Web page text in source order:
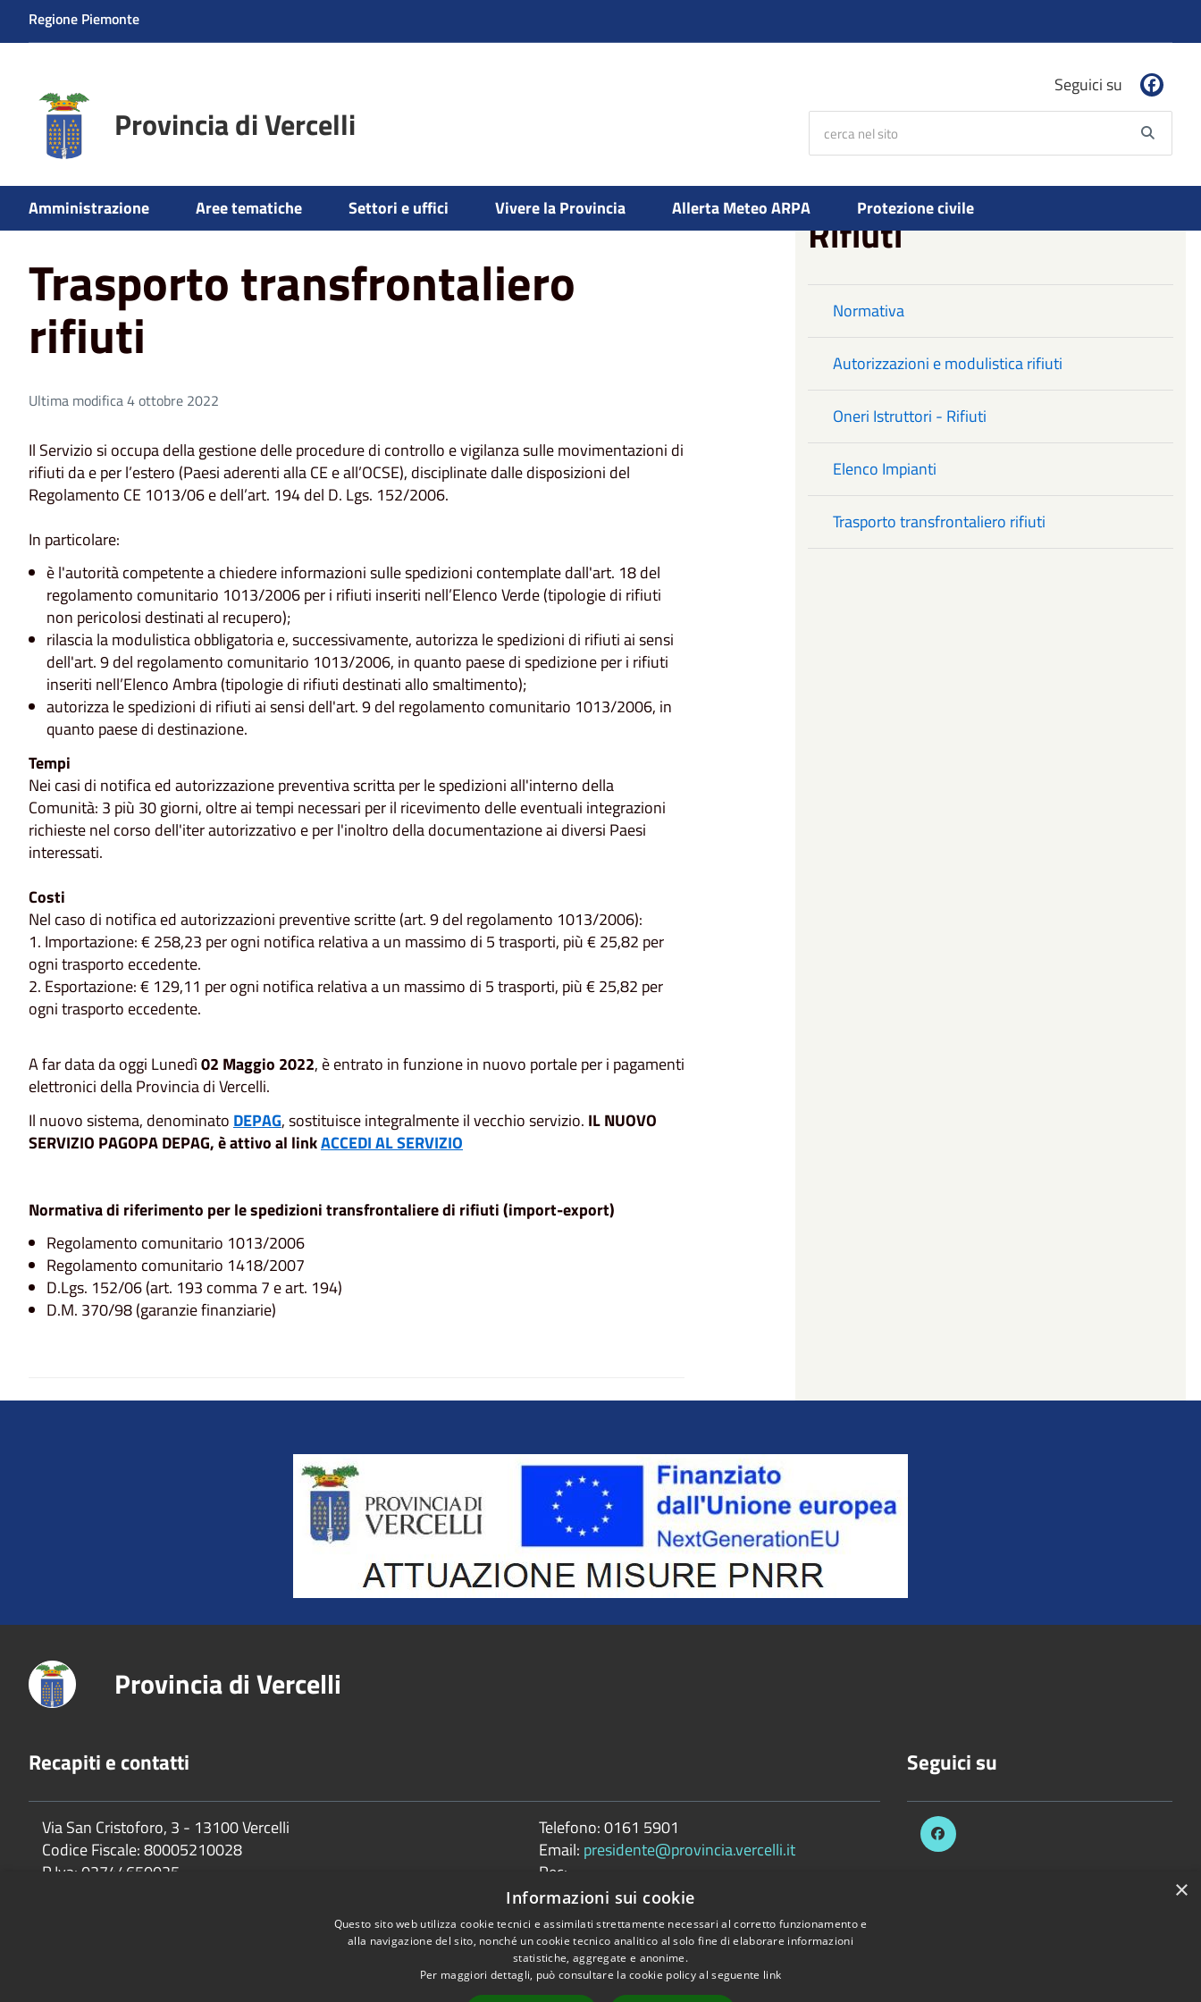
Regione Piemonte
Provincia di Vercelli
Seguici su
Amministrazione Aree tematiche Settori e uffici Vivere la Provincia Allerta Meteo ARPA Protezione civile
Home Aree tematiche Ambiente Rifiuti Trasporto transfrontaliero rifiuti
Trasporto transfrontaliero
rifiuti
Ultima modifica 4 ottobre 2022
Il Servizio si occupa della gestione delle procedure di controllo e vigilanza sulle movimentazioni di
rifiuti da e per l’estero (Paesi aderenti alla CE e all’OCSE), disciplinate dalle disposizioni del
Regolamento CE 1013/06 e dell’art. 194 del D. Lgs. 152/2006.
In particolare:
è l'autorità competente a chiedere informazioni sulle spedizioni contemplate dall'art. 18 del
regolamento comunitario 1013/2006 per i rifiuti inseriti nell’Elenco Verde (tipologie di rifiuti
non pericolosi destinati al recupero);
rilascia la modulistica obbligatoria e, successivamente, autorizza le spedizioni di rifiuti ai sensi
dell'art. 9 del regolamento comunitario 1013/2006, in quanto paese di spedizione per i rifiuti
inseriti nell’Elenco Ambra (tipologie di rifiuti destinati allo smaltimento);
autorizza le spedizioni di rifiuti ai sensi dell'art. 9 del regolamento comunitario 1013/2006, in
quanto paese di destinazione.
Tempi
Nei casi di notifica ed autorizzazione preventiva scritta per le spedizioni all'interno della
Comunità: 3 più 30 giorni, oltre ai tempi necessari per il ricevimento delle eventuali integrazioni
richieste nel corso dell'iter autorizzativo e per l'inoltro della documentazione ai diversi Paesi
interessati.
Costi
Nel caso di notifica ed autorizzazioni preventive scritte (art. 9 del regolamento 1013/2006):
1. Importazione: € 258,23 per ogni notifica relativa a un massimo di 5 trasporti, più € 25,82 per
ogni trasporto eccedente.
2. Esportazione: € 129,11 per ogni notifica relativa a un massimo di 5 trasporti, più € 25,82 per
ogni trasporto eccedente.
A far data da oggi Lunedì02 Maggio 2022, è entrato in funzione in nuovo portale per i pagamenti
elettronici della Provincia di Vercelli.
Il nuovo sistema, denominato DEPAG, sostituisce integralmente il vecchio servizio. IL NUOVO
SERVIZIO PAGOPA DEPAG, è attivo al linkACCEDI AL SERVIZIO
Normativa di riferimento per le spedizioni transfrontaliere di rifiuti (import-export)
Regolamento comunitario 1013/2006
Regolamento comunitario 1418/2007
D.Lgs. 152/06 (art. 193 comma 7 e art. 194)
D.M. 370/98 (garanzie finanziarie)
Rifiuti
Normativa
Autorizzazioni e modulistica rifiuti
Oneri Istruttori - Rifiuti
Elenco Impianti
Trasporto transfrontaliero rifiuti
Title
Provincia di Vercelli
Recapiti e contatti
Via San Cristoforo, 3 - 13100 Vercelli
Codice Fiscale:80005210028
P.Iva:02744650025
Telefono:0161 5901
Email: presidente@provincia.vercelli.it
Pec:
presidenza.provincia@cert.provincia.vercelli.it
Seguici su
Copyright © 2026 • Provincia di Vercelli • Powered by
×
Informazioni sui cookie
Questo sito web utilizza cookie tecnici e assimilati strettamente necessari al corretto funzionamento e
alla navigazione del sito, nonché un cookie tecnico analitico al solo fine di elaborare informazioni
statistiche, aggregate e anonime.
Per maggiori dettagli, può consultare la cookie policy al seguente link